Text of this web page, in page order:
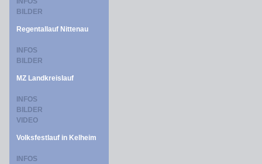
BILDER
Regentallauf Nittenau
INFOS
BILDER
MZ Landkreislauf
INFOS
BILDER
VIDEO
Volksfestlauf in Kelheim
INFOS